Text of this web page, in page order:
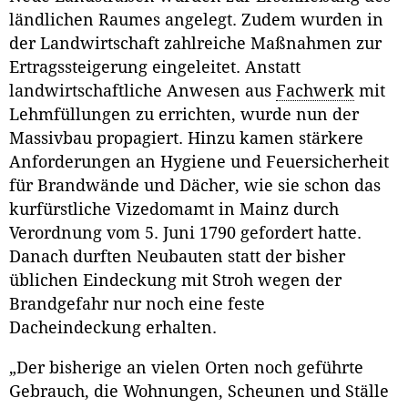
ländlichen Raumes angelegt. Zudem wurden in
der Landwirtschaft zahlreiche Maßnahmen zur
Ertragssteigerung eingeleitet. Anstatt
landwirtschaftliche Anwesen aus Fachwerk mit
Lehmfüllungen zu errichten, wurde nun der
Massivbau propagiert. Hinzu kamen stärkere
Anforderungen an Hygiene und Feuersicherheit
für Brandwände und Dächer, wie sie schon das
kurfürstliche Vizedomamt in Mainz durch
Verordnung vom 5. Juni 1790 gefordert hatte.
Danach durften Neubauten statt der bisher
üblichen Eindeckung mit Stroh wegen der
Brandgefahr nur noch eine feste
Dacheindeckung erhalten.
„Der bisherige an vielen Orten noch geführte
Gebrauch, die Wohnungen, Scheunen und Ställe